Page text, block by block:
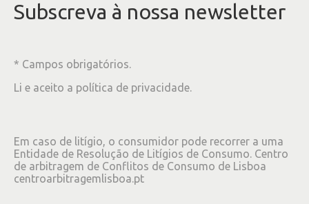
Subscreva à nossa newsletter
* Campos obrigatórios.
Li e aceito a política de privacidade.
Em caso de litígio, o consumidor pode recorrer a uma
Entidade de Resolução de Litígios de Consumo. Centro
de arbitragem de Conflitos de Consumo de Lisboa
centroarbitragemlisboa.pt